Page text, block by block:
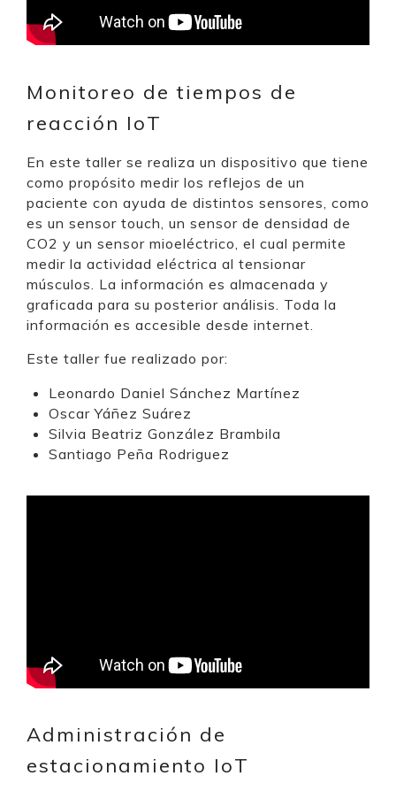
Monitoreo de tiempos de
reacción IoT
En este taller se realiza un dispositivo que tiene
como propósito medir los reflejos de un
paciente con ayuda de distintos sensores, como
es un sensor touch, un sensor de densidad de
CO2 y un sensor mioeléctrico, el cual permite
medir la actividad eléctrica al tensionar
músculos. La información es almacenada y
graficada para su posterior análisis. Toda la
información es accesible desde internet.
Este taller fue realizado por:
Leonardo Daniel Sánchez Martínez
Oscar Yáñez Suárez
Silvia Beatriz González Brambila
Santiago Peña Rodriguez
Administración de
estacionamiento IoT